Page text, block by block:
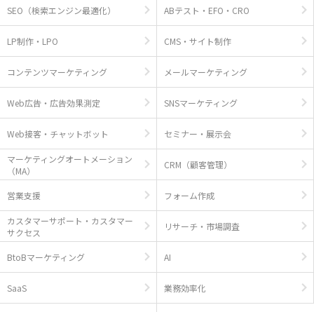
SEO（検索エンジン最適化） ABテスト・EFO・CRO
LP制作・LPO CMS・サイト制作
コンテンツマーケティング メールマーケティング
Web広告・広告効果測定 SNSマーケティング
Web接客・チャットボット セミナー・展示会
マーケティングオートメーション
（MA）
CRM（顧客管理）
営業支援 フォーム作成
カスタマーサポート・カスタマー
サクセス
リサーチ・市場調査
BtoBマーケティング AI
SaaS 業務効率化